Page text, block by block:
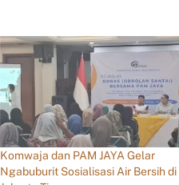
Komwaja dan PAM JAYA Gelar
Ngabuburit Sosialisasi Air Bersih di